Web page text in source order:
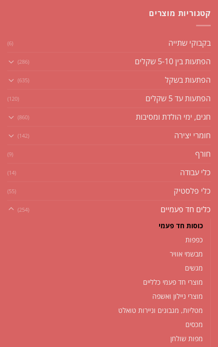
קטגוריות מוצרים
בקבוקי שתייה (6)
הפתעות בין 5-10 שקלים (286)
הפתעות בשקל (635)
הפתעות עד 5 שקלים (120)
חגים, ימי הולדת ומסיבות (860)
חומרי יצירה (142)
חורף (9)
כלי עבודה (14)
כלי פלסטיק (55)
כלים חד פעמיים (254)
כוסות חד פעמי
כפפות
מבשמי אוויר
מגשים
מוצרי חד פעמי כלליים
מוצרי ניילון ואשפה
מטליות, מגבונים וניירות טואלט
מכסים
מפות שולחן